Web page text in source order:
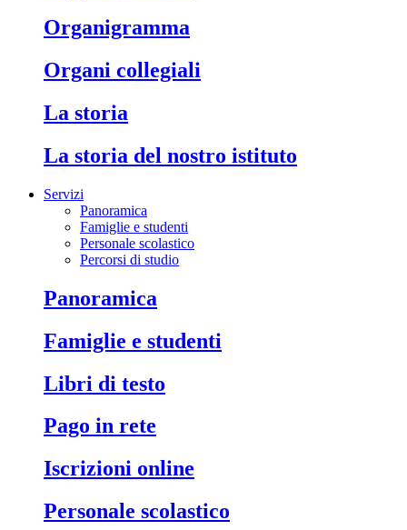
Organigramma
Organi collegiali
La storia
La storia del nostro istituto
Servizi
Panoramica
Famiglie e studenti
Personale scolastico
Percorsi di studio
Panoramica
Famiglie e studenti
Libri di testo
Pago in rete
Iscrizioni online
Personale scolastico